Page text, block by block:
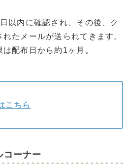
以内に確認され、その後、ク
たメールが送られてきます。
配布日から約1ヶ月。
こちら
コーナー